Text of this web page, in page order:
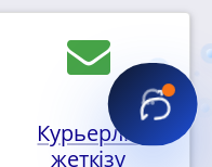
Курьерлік
жеткізу